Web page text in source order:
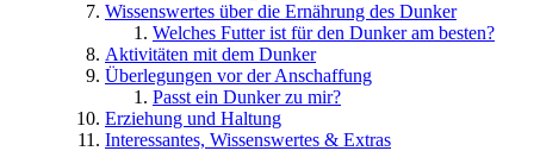
Wissenswertes über die Ernährung des Dunker
Welches Futter ist für den Dunker am besten?
Aktivitäten mit dem Dunker
Überlegungen vor der Anschaffung
Passt ein Dunker zu mir?
Erziehung und Haltung
Interessantes, Wissenswertes & Extras